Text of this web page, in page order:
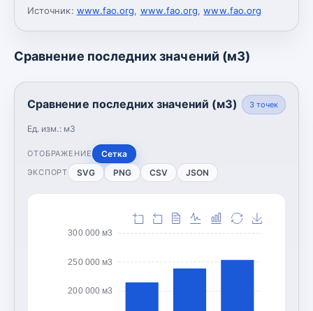
Источник: www.fao.org, www.fao.org,www.fao.org
Сравнение последних значений (м3)
Сравнение последних значений (м3)
Ед. изм.: м3
3точек
ОТОБРАЖЕНИЕ Сетка
ЭКСПОРТ SVG PNG CSV JSON
200 000 м3
250 000 м3
300 000 м3